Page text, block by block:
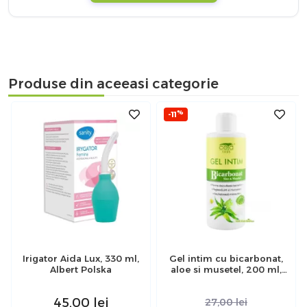
Produse din aceeasi categorie
Irigator Aida Lux, 330 ml,
Albert Polska
45,00 lei
-11%
Gel intim cu bicarbonat,
aloe si musetel, 200 ml,
27,00 lei